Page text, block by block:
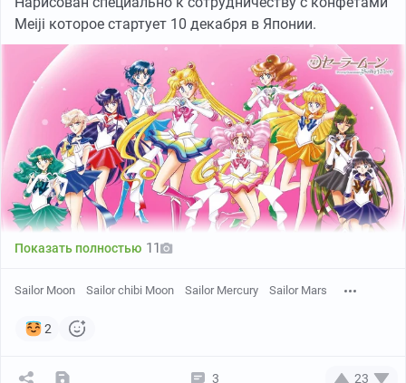
Meiji которое стартует 10 декабря в Японии.
Показать полностью 11
Sailor Moon Sailor chibi Moon Sailor Mercury Sailor Mars
2
3 23